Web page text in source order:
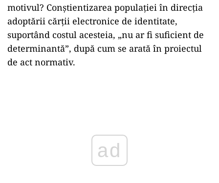
motivul? Conștientizarea populației în direcția
adoptării cărții electronice de identitate,
suportând costul acesteia, „nu ar fi suficient de
determinantă”, după cum se arată în proiectul
de act normativ.